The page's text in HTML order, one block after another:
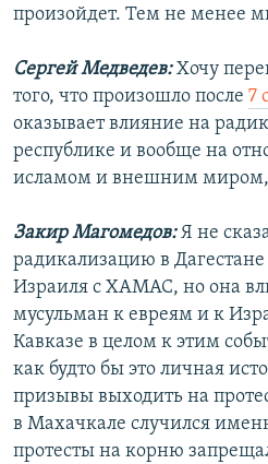
произойдет. Тем не менее
Сергей Медведев:Хочу
того, что произошло после 7
оказывает влияние на
республике и вообще на
исламом и внешним миром,
Закир Магомедов:Я не
радикализацию в
Израиля с ХАМАС, но она
мусульман к евреям и к
Кавказе в целом к этим
как будто бы это личная
призывы выходить на
в Махачкале случился
протесты на корню